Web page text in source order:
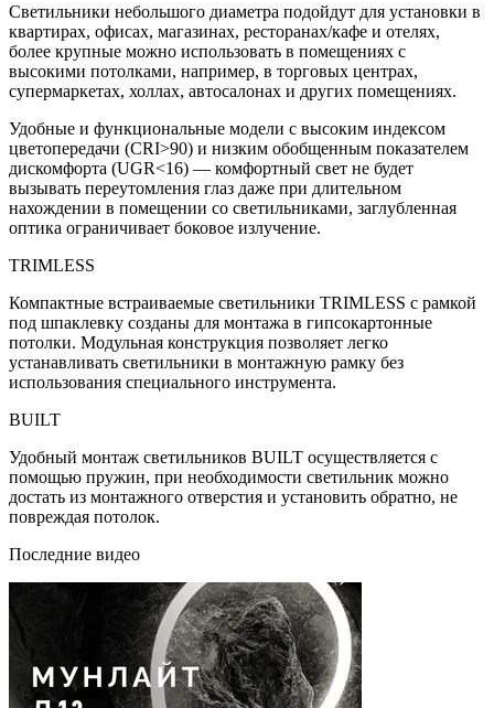
Светильники небольшого диаметра подойдут для установки в
квартирах, офисах, магазинах, ресторанах/кафе и отелях,
более крупные можно использовать в помещениях с
высокими потолками, например, в торговых центрах,
супермаркетах, холлах, автосалонах и других помещениях.
Удобные и функциональные модели с высоким индексом
цветопередачи (CRI>90) и низким обобщенным показателем
дискомфорта (UGR<16) — комфортный свет не будет
вызывать переутомления глаз даже при длительном
нахождении в помещении со светильниками, заглубленная
оптика ограничивает боковое излучение.
TRIMLESS
Компактные встраиваемые светильники TRIMLESS с рамкой
под шпаклевку созданы для монтажа в гипсокартонные
потолки. Модульная конструкция позволяет легко
устанавливать светильники в монтажную рамку без
использования специального инструмента.
BUILT
Удобный монтаж светильников BUILT осуществляется с
помощью пружин, при необходимости светильник можно
достать из монтажного отверстия и установить обратно, не
повреждая потолок.
Последние видео